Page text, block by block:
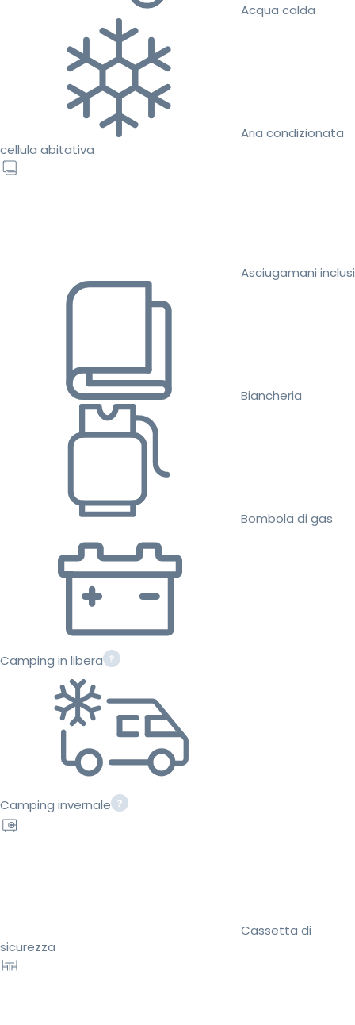
Acqua calda
Aria condizionata
cellula abitativa
Asciugamani inclusi
Biancheria
Bombola di gas
Camping in libera
Camping invernale
Cassetta di
sicurezza